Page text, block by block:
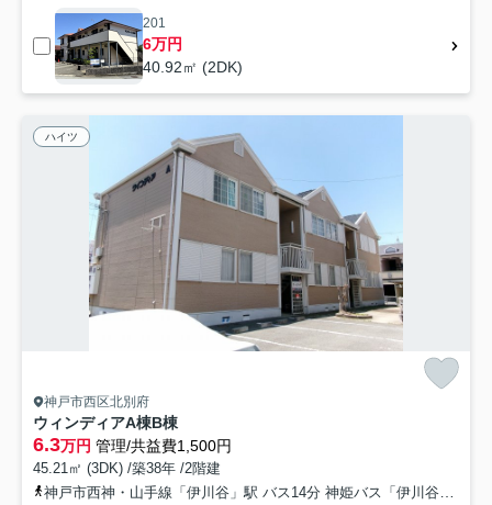
201
6万円
40.92㎡ (2DK)
ハイツ
神戸市西区北別府
ウィンディアA棟B棟
6.3万円 管理/共益費1,500円
45.21㎡ (3DK) /築38年 /2階建
神戸市西神・山手線「伊川谷」駅 バス14分 神姫バス「伊川谷小学校前」 停歩7分